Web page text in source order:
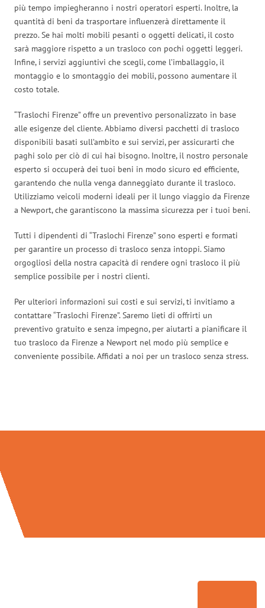
più tempo impiegheranno i nostri operatori esperti. Inoltre, la
quantità di beni da trasportare influenzerà direttamente il
prezzo. Se hai molti mobili pesanti o oggetti delicati, il costo
sarà maggiore rispetto a un trasloco con pochi oggetti leggeri.
Infine, i servizi aggiuntivi che scegli, come l’imballaggio, il
montaggio e lo smontaggio dei mobili, possono aumentare il
costo totale.
“Traslochi Firenze” offre un preventivo personalizzato in base
alle esigenze del cliente. Abbiamo diversi pacchetti di trasloco
disponibili basati sull’ambito e sui servizi, per assicurarti che
paghi solo per ciò di cui hai bisogno. Inoltre, il nostro personale
esperto si occuperà dei tuoi beni in modo sicuro ed efficiente,
garantendo che nulla venga danneggiato durante il trasloco.
Utilizziamo veicoli moderni ideali per il lungo viaggio da Firenze
a Newport, che garantiscono la massima sicurezza per i tuoi beni.
Tutti i dipendenti di “Traslochi Firenze” sono esperti e formati
per garantire un processo di trasloco senza intoppi. Siamo
orgogliosi della nostra capacità di rendere ogni trasloco il più
semplice possibile per i nostri clienti.
Per ulteriori informazioni sui costi e sui servizi, ti invitiamo a
contattare “Traslochi Firenze”. Saremo lieti di offrirti un
preventivo gratuito e senza impegno, per aiutarti a pianificare il
tuo trasloco da Firenze a Newport nel modo più semplice e
conveniente possibile. Affidati a noi per un trasloco senza stress.